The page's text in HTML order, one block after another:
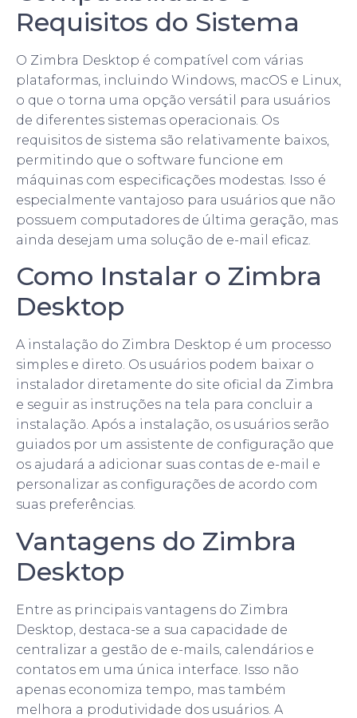
Requisitos do Sistema
O Zimbra Desktop é compatível com várias
plataformas, incluindo Windows, macOS e Linux,
o que o torna uma opção versátil para usuários
de diferentes sistemas operacionais. Os
requisitos de sistema são relativamente baixos,
permitindo que o software funcione em
máquinas com especificações modestas. Isso é
especialmente vantajoso para usuários que não
possuem computadores de última geração, mas
ainda desejam uma solução de e-mail eficaz.
Como Instalar o Zimbra
Desktop
A instalação do Zimbra Desktop é um processo
simples e direto. Os usuários podem baixar o
instalador diretamente do site oficial da Zimbra
e seguir as instruções na tela para concluir a
instalação. Após a instalação, os usuários serão
guiados por um assistente de configuração que
os ajudará a adicionar suas contas de e-mail e
personalizar as configurações de acordo com
suas preferências.
Vantagens do Zimbra
Desktop
Entre as principais vantagens do Zimbra
Desktop, destaca-se a sua capacidade de
centralizar a gestão de e-mails, calendários e
contatos em uma única interface. Isso não
apenas economiza tempo, mas também
melhora a produtividade dos usuários. A